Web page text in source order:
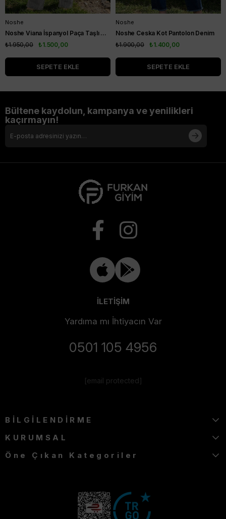
Noshe
Noshe Viana İspanyol Paça Taşlı Kot Pantolon Gri
₺1.500,00
₺1.950,00
SEPETE EKLE
Noshe
Noshe Ceska Kot Pantolon Denim
₺1.400,00
₺1.900,00
SEPETE EKLE
Bültene kaydolun, kampanya ve yenilikleri
kaçırmayın!
İLETİŞİM
Yardıma mı İhtiyacın Var
0501 105 4956
[email protected]
BİLGİLENDİRME
KURUMSAL
Öne Çıkan Kategoriler